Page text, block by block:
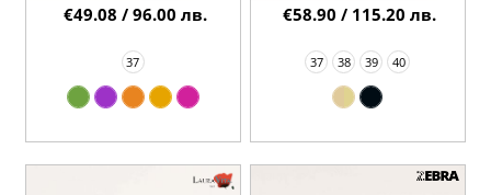
37
€49.08 / 96.00 лв.
37 38 39 40
€58.90 / 115.20 лв.